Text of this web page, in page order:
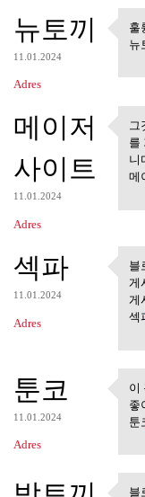
뉴토끼
11.01.2024
Adres
훌
훌
뉴
메이저
사이트
11.01.2024
Adres
그
그
를
니
메
섹파
11.01.2024
Adres
블
블
게
게
섹
툰코
11.01.2024
Adres
이
이
좋
툰
블